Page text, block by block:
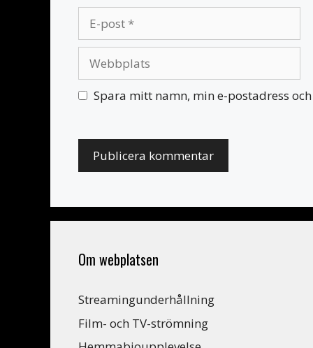
post
Spara mitt namn, min e-postadress
Om webplatsen
Streamingunderhållning
Film- och TV-strömning